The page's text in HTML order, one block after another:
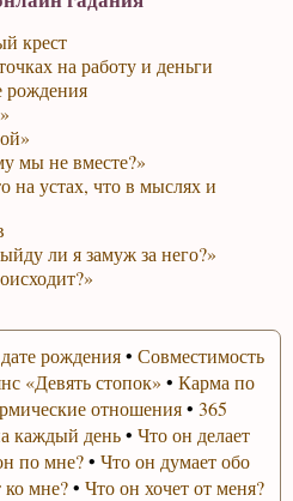
крест
на работу и деньги
рождения
мы не вместе?»
на устах, что в мыслях и
ли я замуж за него?»
рождения• Совместимость
«Девять стопок» • Карма по
отношения•365
каждый день• Что он делает
по мне?•Что он думает обо
ко мне?• Что он хочет от меня?